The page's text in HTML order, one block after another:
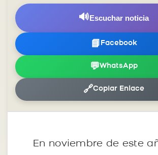
🔊Escuchar noticia
📘 Facebook
💬WhatsApp
🔗Copiar Enlace
En noviembre de este